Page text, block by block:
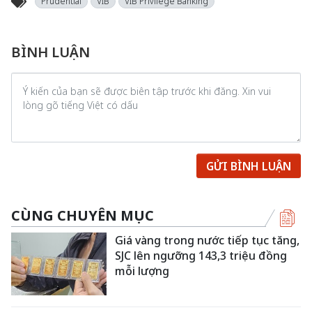
BÌNH LUẬN
GỬI BÌNH LUẬN
CÙNG CHUYÊN MỤC
Giá vàng trong nước tiếp tục tăng,
SJC lên ngưỡng 143,3 triệu đồng
mỗi lượng